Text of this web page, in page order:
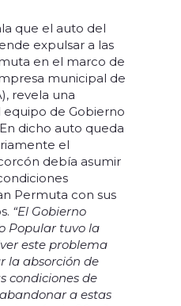
que el auto del
expulsar a las
en el marco de
municipal de
revela una
de Gobierno
dicho auto queda
el
debía asumir
Permuta con sus
“El Gobierno
Popular tuvo la
este problema
la absorción de
condiciones de
a estas